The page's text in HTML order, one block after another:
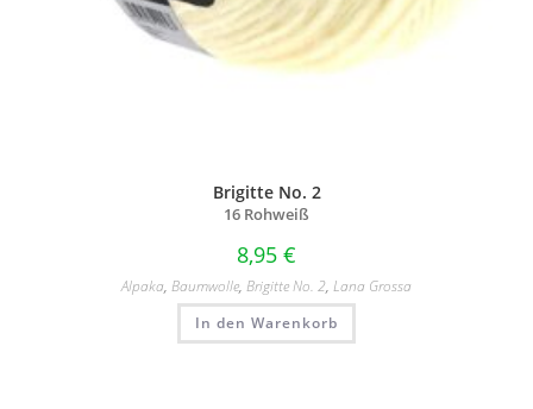
Brigitte No. 2
16 Rohweiß
8,95 €
Alpaka, Baumwolle, Brigitte No. 2, Lana Grossa
In den Warenkorb